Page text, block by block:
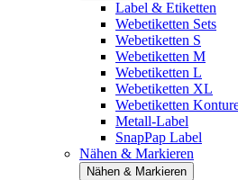
Label & Etiketten
Webetiketten Sets
Webetiketten S
Webetiketten M
Webetiketten L
Webetiketten XL
Webetiketten
Metall-Label
SnapPap Label
Nähen & Markieren
Nähen & Markieren